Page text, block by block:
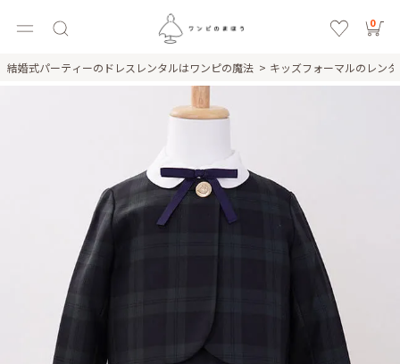
0
結婚式パーティーのドレスレンタルはワンピの魔法 キッズフォーマルのレン